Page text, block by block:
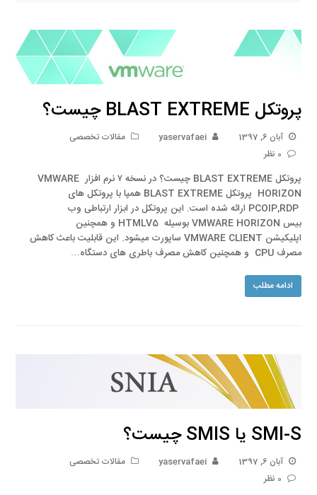
پروتکل BLAST EXTREME چیست؟
آبان 6, 1397 yaservafaei
مقالات تخصصی
0 نظر
پروتکل BLAST EXTREME چیست؟ در نسخه ۷ نرم افزار VMWARE
HORIZON پروتکل BLAST EXTREME همپا با پروتکل های
PCOIP,RDP ارائه شده است. این پروتکل در ابزار ارتباطی وب
بیس VMWARE HORIZON بوسیله HTMLV5 و همچنین
اپلیکیشن VMWARE CLIENT ساپورت میشود. این قابلیت باعث کاهش
مصرف CPU و همچنین کاهش مصرف باطری های دستگاه…
ادامه مطلب
SMI-S یا SMIS چیست؟
آبان 6, 1397 yaservafaei
مقالات تخصصی
0 نظر